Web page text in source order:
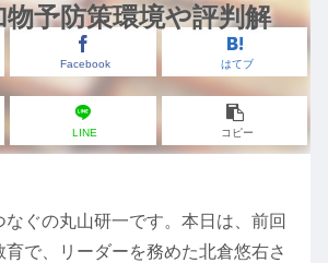
予防策環境や評判解
Facebook はてブ
LINE コピー
なぐの丸山研一です。本日は、前回
で、リーダーを務めた北倉悠右さ